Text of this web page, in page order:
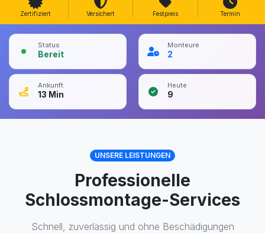
Zertifiziert Versichert Festpreis Termin
Status
Bereit
Monteure
2
Ankunft
13 Min
Heute
9
UNSERE LEISTUNGEN
Professionelle
Schlossmontage-Services
Schnell, zuverlässig und ohne Beschädigungen